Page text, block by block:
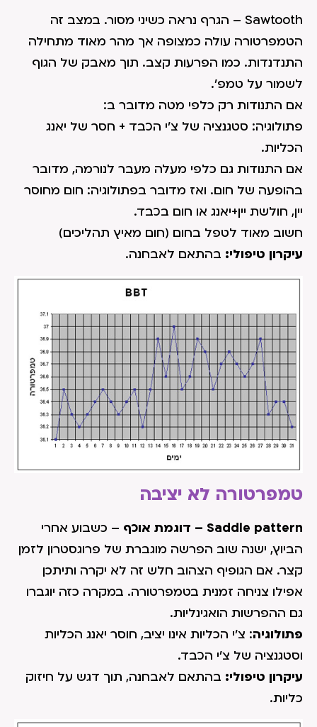
Sawtooth – הגרף נראה כשיני מסור. במצב זה
הטמפרטורה עולה כמצופה אך מהר מאוד מתחילה
התנדנדות. כמו הפרעות קצב. תוך מאבק של הגוף
לשמור על טמפ'.
אם התנודות רק כלפי מטה מדובר ב:
פתולוגיה: סטגנציה של צ'י הכבד + חסר של יאנג
הכליות.
אם התנודות גם כלפי מעלה מעבר לנורמה, מדובר
בהופעה של חום. ואז מדובר בפתולוגיה: חום מחוסר
יין, חולשת יין+יאנג או חום בכבד.
חשוב מאוד לטפל בחום (חום מאיץ תהליכים)
עיקרון טיפולי: בהתאם לאבחנה.
טמפרטורה לא יציבה
Saddle pattern – דוגמת אוכף
– כשבוע אחרי
הביוץ, ישנה שוב הפרשה מוגברת של פרוגסטרון לזמן
קצר. אם הגופיף הצהוב חלש זה לא יקרה ותיתכן
אפילו צניחה זמנית בטמפרטורה. במקרה כזה יוגברו
גם ההפרשות הואגינליות.
פתולוגיה: צ'י הכליות אינו יציב, חוסר יאנג הכליות
וסטגנציה של צ'י הכבד.
עיקרון טיפולי: בהתאם לאבחנה, תוך דגש על חיזוק
כליות.